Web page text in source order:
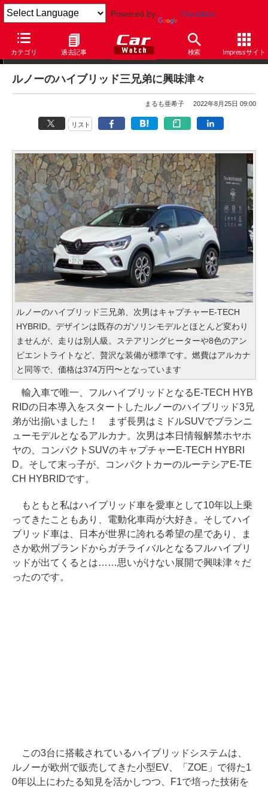
Powered by Translate
カテゴリ 過去記事 検索 Impressサイト
まるも亜希子の「寄り道日和」
ルノーのハイブリッド三兄弟に興味津々
まるも亜希子 2022年8月25日 09:00
リスト
ルノーのハイブリッド三兄弟、次男はキャプチャーE-TECH
HYBRID。デザインは既存のガソリンモデルとほとんど変わり
ませんが、走りは別人級。ステアリングヒーターや8色のアン
ビエントライトなど、贅沢な装備が標準です。燃費はアルカナ
と同等で、価格は374万円〜となっています
輸入車で唯一、フルハイブリッドとなるE-TECH HYB
RIDの日本導入をスタートしたルノーのハイブリッド3兄
弟が出揃いました！ まず長男はミドルSUVでブランニ
ューモデルとなるアルカナ。次男は本日情報解禁ホヤホ
ヤの、コンパクトSUVのキャプチャーE-TECH HYBRI
D。そして末っ子が、コンパクトカーのルーテシアE-TE
CH HYBRIDです。
もともと私はハイブリッド車を愛車として10年以上乗
ってきたこともあり、電動化車両が大好き。そしてハイ
ブリッド車は、日本が世界に誇れる希望の星であり、ま
さか欧州ブランドからガチライバルとなるフルハイブリ
ッドが出てくるとは……思いがけない展開で興味津々だ
ったのです。
この3台に搭載されているハイブリッドシステムは、
ルノーが欧州で販売してきた小型EV、「ZOE」で得た1
0年以上にわたる知見を活かしつつ、F1で培った技術を